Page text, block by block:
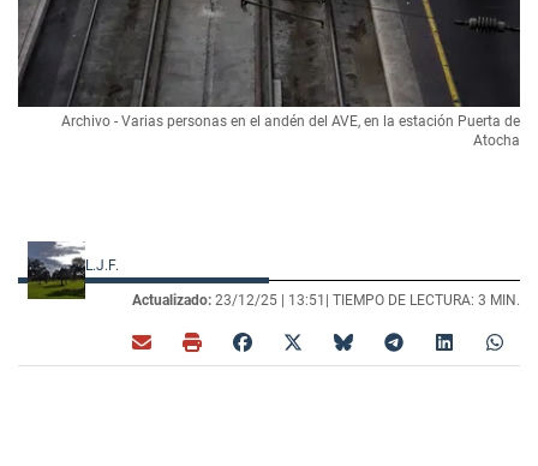
Archivo - Varias personas en el andén del AVE, en la estación Puerta de
Atocha
L.J.F.
Actualizado: 23/12/25 | 13:51 | TIEMPO DE LECTURA: 3 MIN.